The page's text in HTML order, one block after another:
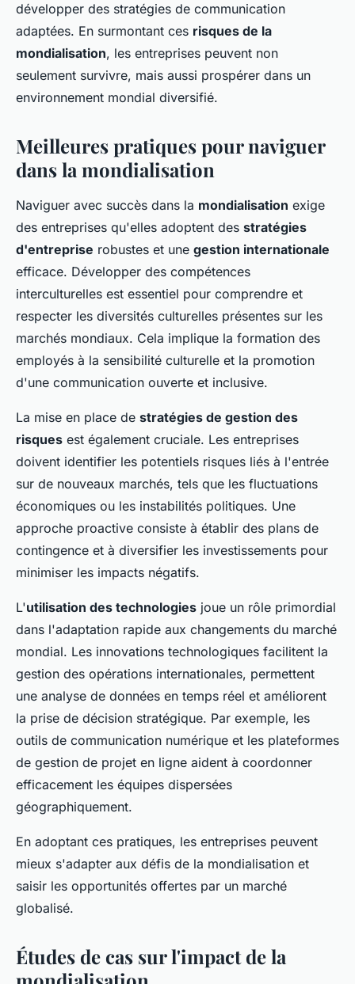
développer des stratégies de communication
adaptées. En surmontant ces risques de la
mondialisation, les entreprises peuvent non
seulement survivre, mais aussi prospérer dans un
environnement mondial diversifié.
Meilleures pratiques pour naviguer
dans la mondialisation
Naviguer avec succès dans la mondialisation exige
des entreprises qu'elles adoptent des stratégies
d'entreprise robustes et une gestion internationale
efficace. Développer des compétences
interculturelles est essentiel pour comprendre et
respecter les diversités culturelles présentes sur les
marchés mondiaux. Cela implique la formation des
employés à la sensibilité culturelle et la promotion
d'une communication ouverte et inclusive.
La mise en place de stratégies de gestion des
risques est également cruciale. Les entreprises
doivent identifier les potentiels risques liés à l'entrée
sur de nouveaux marchés, tels que les fluctuations
économiques ou les instabilités politiques. Une
approche proactive consiste à établir des plans de
contingence et à diversifier les investissements pour
minimiser les impacts négatifs.
L'utilisation des technologies joue un rôle primordial
dans l'adaptation rapide aux changements du marché
mondial. Les innovations technologiques facilitent la
gestion des opérations internationales, permettent
une analyse de données en temps réel et améliorent
la prise de décision stratégique. Par exemple, les
outils de communication numérique et les plateformes
de gestion de projet en ligne aident à coordonner
efficacement les équipes dispersées
géographiquement.
En adoptant ces pratiques, les entreprises peuvent
mieux s'adapter aux défis de la mondialisation et
saisir les opportunités offertes par un marché
globalisé.
Études de cas sur l'impact de la